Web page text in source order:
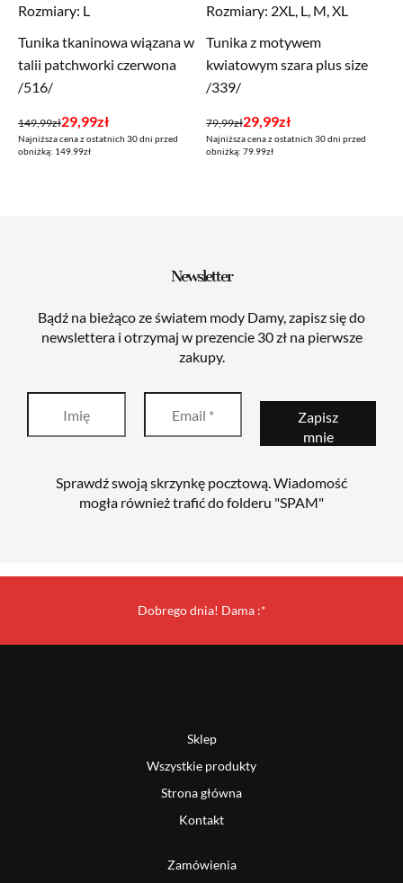
Rozmiary: L
Tunika tkaninowa wiązana w
talii patchworki czerwona
/516/
149,99zł
Pierwotna
cena
29,99zł
Aktualna
cena
Najniższa cena z ostatnich 30 dni przed
obniżką: 149.99zł
Rozmiary: 2XL, L, M, XL
Tunika z motywem
kwiatowym szara plus size
/339/
79,99zł
Pierwotna
cena
29,99zł
Aktualna
cena
Najniższa cena z ostatnich 30 dni przed
obniżką: 79.99zł
Newsletter
Bądź na bieżąco ze światem mody Damy, zapisz się do
newslettera i otrzymaj w prezencie 30 zł na pierwsze
zakupy.
Sprawdź swoją skrzynkę pocztową. Wiadomość
mogła również trafić do folderu "SPAM"
Dobrego dnia! Dama :*
Sklep
Wszystkie produkty
Strona główna
Kontakt
Zamówienia